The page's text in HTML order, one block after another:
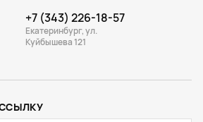
+7 (343) 226-18-57
Екатеринбург, ул.
Куйбышева 121